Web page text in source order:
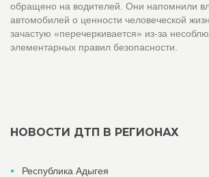
обращено на водителей. Они напомнили
автомобилей о ценности человеческой
зачастую «перечеркивается» из-за
элементарных правил безопасности.
НОВОСТИ ДТП В РЕГИОНАХ
Республика Адыгея